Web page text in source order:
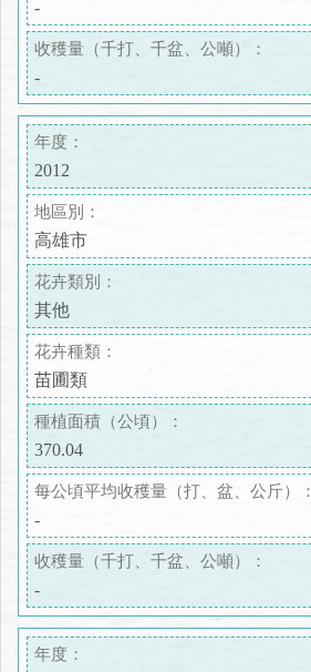
-
收穫量（千打、千盆、公噸）：
-
年度：
2012
地區別：
高雄市
花卉類別：
其他
花卉種類：
苗圃類
種植面積（公頃）：
370.04
每公頃平均收穫量（打、盆、公斤）：
-
收穫量（千打、千盆、公噸）：
-
年度：